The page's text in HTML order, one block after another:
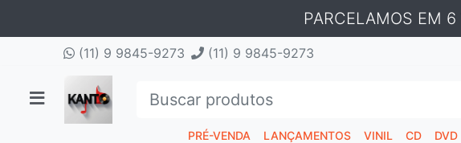
PARCELAMOS EM
(11) 9 9845-9273 (11) 9 9845-9273
PRÉ-VENDA LANÇAMENTOS VINIL CD DVD